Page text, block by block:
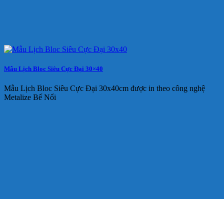
Mẫu Lịch Bloc Siêu Cực Đại 30×40
Mẫu Lịch Bloc Siêu Cực Đại 30x40cm được in theo công nghệ
Metalize Bế Nổi